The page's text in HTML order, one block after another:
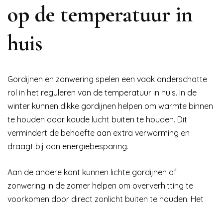
op de temperatuur in
huis
Gordijnen en zonwering spelen een vaak onderschatte
rol in het reguleren van de temperatuur in huis. In de
winter kunnen dikke gordijnen helpen om warmte binnen
te houden door koude lucht buiten te houden. Dit
vermindert de behoefte aan extra verwarming en
draagt bij aan energiebesparing.
Aan de andere kant kunnen lichte gordijnen of
zonwering in de zomer helpen om oververhitting te
voorkomen door direct zonlicht buiten te houden. Het